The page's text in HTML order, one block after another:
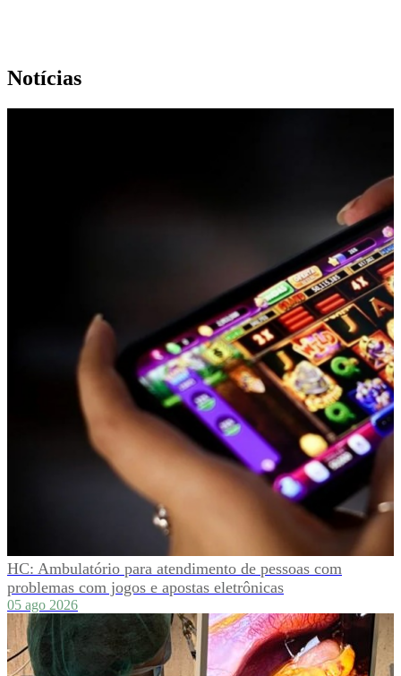
Notícias
HC: Ambulatório para atendimento de pessoas com
problemas com jogos e apostas eletrônicas
05 ago 2026